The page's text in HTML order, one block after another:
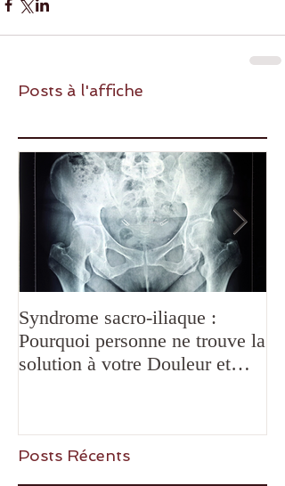
Posts à l'affiche
Syndrome sacro-iliaque :
Pourquoi personne ne trouve la
solution à votre Douleur et
Posts Récents